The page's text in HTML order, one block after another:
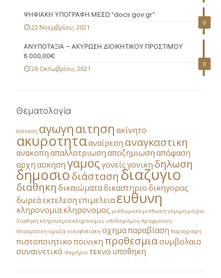
0
ΨΗΦΙΑΚΗ ΥΠΟΓΡΑΦΗ ΜΕΣΩ “docs.gov.gr”
22 Νοεμβρίου, 2021
0
ΑΝΥΠΟΤΑΞΙΑ – ΑΚΥΡΩΣΗ ΔΙΟΙΚΗΤΙΚΟΥ ΠΡΟΣΤΙΜΟΥ
6.000,00€
26 Οκτωβρίου, 2021
Θεματολογία
ένσταση αγωγηαιτηση ακίνητο
ακυροτητααναίρεση αναγκαστικη
ανακοπηαπαλλοτριωσηαποζημιωσηαπόφαση
αρχηασκησηγαμοςγονείςγονικη δηλωση
δημοσιοδιάσταση διαζυγιο
διαθηκη δικαιώματαδικαστηριοδικηγορος
δωρεάεκτελεσηεπιμελειαευθυνη
κληρονομιακληρονομος μισθωματα μισθωση νομιμη-μοιρα-
διαθηκη-κληρονομια-κληρονομος-υπολογισμος-πραγματικη-
πλασματικη-ομαδα οικογενειακη οχημαπαραβίαση παραγραφη
πιστοποιητικοποινικη προθεσμιασυμβολαιο
συναινετικό τεκμήριο τεκνο υποθηκη